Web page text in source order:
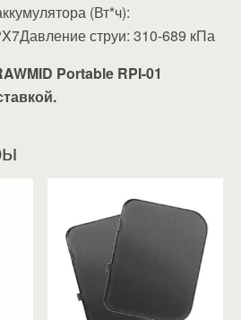
(Вт*ч):
струи: 310-689 кПа
Portable RPI-01